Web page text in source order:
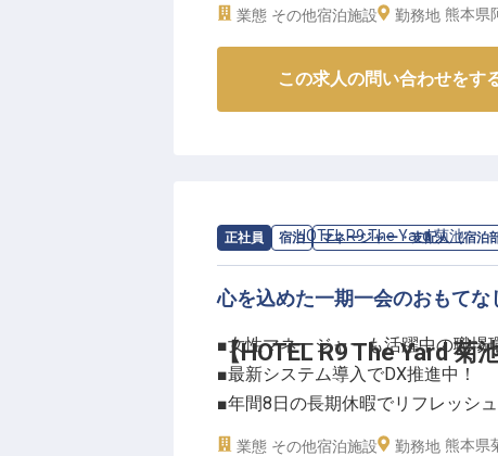
阿蘇の豊かな自然に抱かれた地で
ビスのお仕事です。新鮮な食材を
揮してください。美しい景色と共
ーー【安心の住まいと充実のサポ
す。家賃補助もあり、安心して新
年間休日110日、週休2日制でプラ
度、資格取得支援制度など、長期
温かい仲間と共に、お客様に喜ば
業態 その他宿泊施設 勤務地 熊本県
この求人の問い合わせをす
正社員 宿泊 マネージャー・支配人（宿泊
【HOTEL R9 The Yard 菊
求人情報：HOTEL R9 The Yard 菊池の
心を込めた一期一会のおもて
■女性マネージャーも活躍中の職場
■最新システム導入でDX推進中！
■年間8日の長期休暇でリフレッシュ
■マイカー通勤OK！駐車場完備
業態 その他宿泊施設 勤務地 熊本県